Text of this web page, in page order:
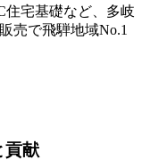
住宅基礎など、多岐
売で飛騨地域No.1
貢献